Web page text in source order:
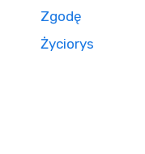
Zgodę
Życiorys